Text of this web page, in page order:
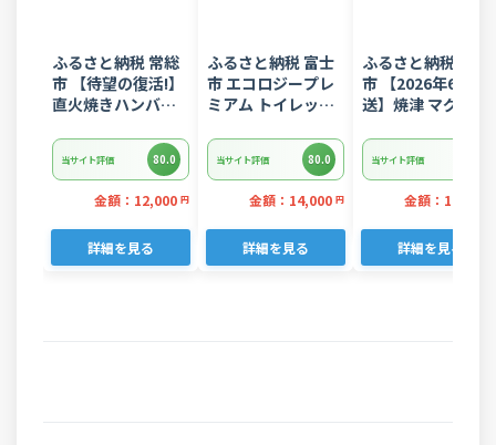
ふるさと納税 常総
市 【待望の復活!】
直火焼きハンバー
ス 3kg 22個入り
当サイト評価 80.0
金額：12,000 円
詳細を見る
ふるさと納税 富士
市 エコロジープレ
ミアム トイレット
ロール 日用品 人気
当サイト評価 80.0
金額：14,000 円
詳細を見る
ふるさと納税 焼津
市 【2026年6月発
送】焼津 マグロ ネ
ぎとろ(a10-
875202606)
当サイト評価
金額：11,000
詳細を見る